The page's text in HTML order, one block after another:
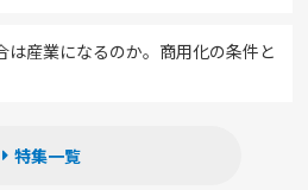
は産業になるのか。商用化の条件と
特集一覧